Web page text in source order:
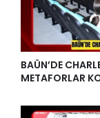
BAÜN’DE
METAFORLAR